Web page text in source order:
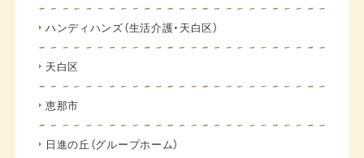
ハンディハンズ（生活介護・天白区）
天白区
恵那市
日進の丘（グループホーム）